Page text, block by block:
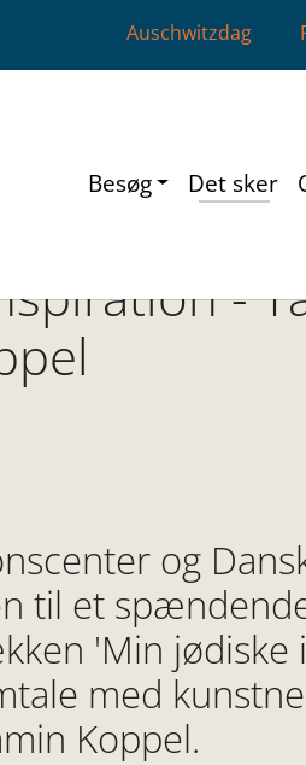
Auschwitzdag
Besøg Det sker
-
og
til et
'Min jødiske
med
Koppel.